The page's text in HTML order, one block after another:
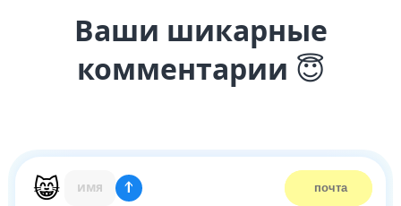
Ваши шикарные
комментарии 😇